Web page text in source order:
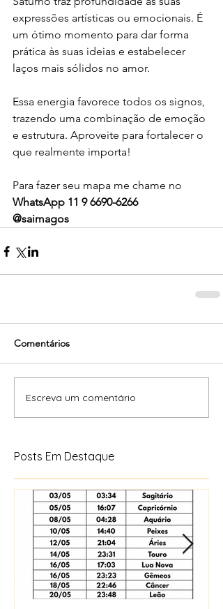
expressões artísticas ou emocionais. É
um ótimo momento para dar forma
prática às suas ideias e estabelecer
laços mais sólidos no amor.
Essa energia favorece todos os signos,
trazendo uma combinação de emoção
e estrutura. Aproveite para fortalecer o
que realmente importa!
Para fazer seu mapa me chame no
WhatsApp 11 9 6690-6266
@saimagos
Comentários
Escreva um comentário
Posts Em Destaque